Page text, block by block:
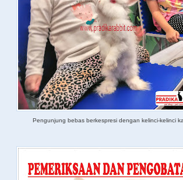
Pengunjung bebas berkespresi dengan kelinci-kelinci